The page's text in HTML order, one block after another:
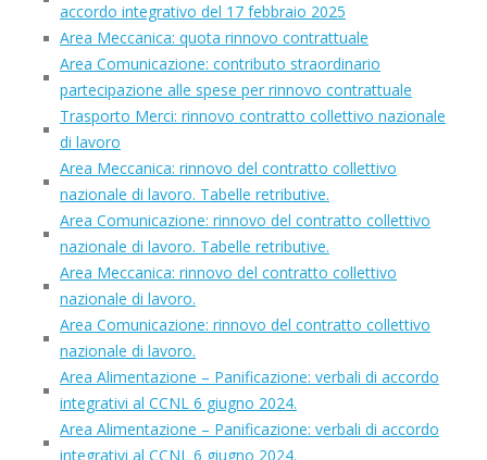
accordo integrativo del 17 febbraio 2025
Area Meccanica: quota rinnovo contrattuale
Area Comunicazione: contributo straordinario
partecipazione alle spese per rinnovo contrattuale
Trasporto Merci: rinnovo contratto collettivo nazionale
di lavoro
Area Meccanica: rinnovo del contratto collettivo
nazionale di lavoro. Tabelle retributive.
Area Comunicazione: rinnovo del contratto collettivo
nazionale di lavoro. Tabelle retributive.
Area Meccanica: rinnovo del contratto collettivo
nazionale di lavoro.
Area Comunicazione: rinnovo del contratto collettivo
nazionale di lavoro.
Area Alimentazione – Panificazione: verbali di accordo
integrativi al CCNL 6 giugno 2024.
Area Alimentazione – Panificazione: verbali di accordo
integrativi al CCNL 6 giugno 2024.